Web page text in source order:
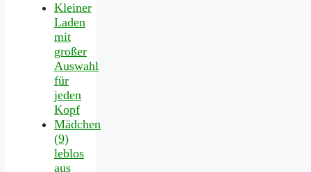
Kleiner
Laden
mit
großer
Auswahl
für
jeden
Kopf
Mädchen
(9)
leblos
aus